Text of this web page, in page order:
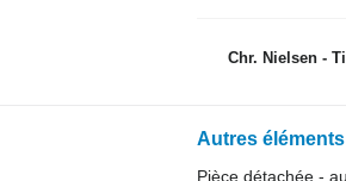
Chr. Nielsen -
Autres
Pièce détachée -